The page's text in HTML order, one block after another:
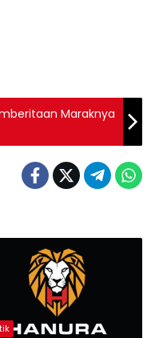
Maraknya